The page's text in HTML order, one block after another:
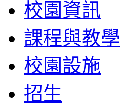
校園資訊
課程與教學
校園設施
招生